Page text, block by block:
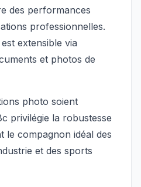
des performances
professionnelles.
extensible via
et photos de
photo soient
privilégie la robustesse
le compagnon idéal des
et des sports